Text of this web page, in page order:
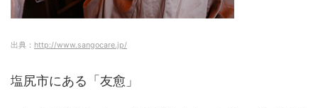
出典： http://www.sangocare.jp/
塩尻市にある「友愈」